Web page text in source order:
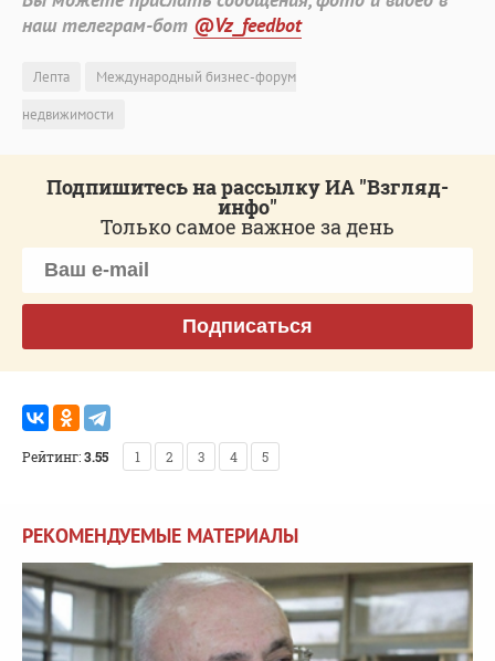
наш телеграм-бот @Vz_feedbot
Лепта
Международный бизнес-форум
недвижимости
Подпишитесь на рассылку ИА "Взгляд-
инфо"
Только самое важное за день
Подписаться
Рейтинг:3.55 1 2 3 4 5
РЕКОМЕНДУЕМЫЕ МАТЕРИАЛЫ